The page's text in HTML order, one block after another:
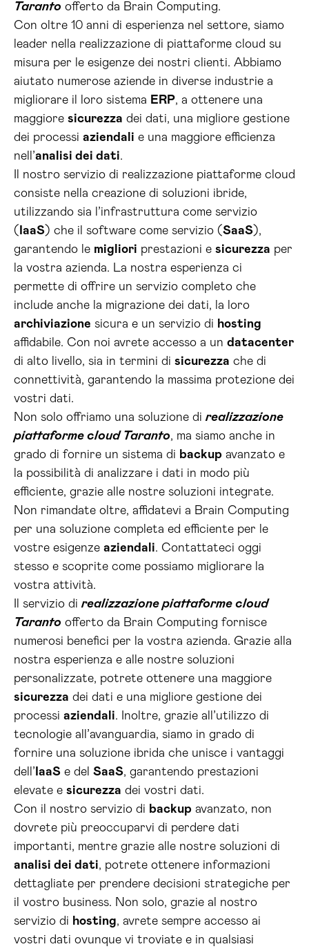
Taranto offerto da Brain Computing.
Con oltre 10 anni di esperienza nel settore, siamo
leader nella realizzazione di piattaforme cloud su
misura per le esigenze dei nostri clienti. Abbiamo
aiutato numerose aziende in diverse industrie a
migliorare il loro sistema ERP, a ottenere una
maggiore sicurezza dei dati, una migliore gestione
dei processi aziendali e una maggiore efficienza
nell’analisi dei dati.
Il nostro servizio di realizzazione piattaforme cloud
consiste nella creazione di soluzioni ibride,
utilizzando sia l’infrastruttura come servizio
( IaaS ) che il software come servizio (SaaS ),
garantendo le migliori prestazioni e sicurezza per
la vostra azienda. La nostra esperienza ci
permette di offrire un servizio completo che
include anche la migrazione dei dati, la loro
archiviazione sicura e un servizio di hosting
affidabile. Con noi avrete accesso a un datacenter
di alto livello, sia in termini di sicurezza che di
connettività, garantendo la massima protezione dei
vostri dati.
Non solo offriamo una soluzione direalizzazione
piattaforme cloud Taranto, ma siamo anche in
grado di fornire un sistema di backup avanzato e
la possibilità di analizzare i dati in modo più
efficiente, grazie alle nostre soluzioni integrate.
Non rimandate oltre, affidatevi a Brain Computing
per una soluzione completa ed efficiente per le
vostre esigenze aziendali. Contattateci oggi
stesso e scoprite come possiamo migliorare la
vostra attività.
Il servizio direalizzazione piattaforme cloud
Taranto offerto da Brain Computing fornisce
numerosi benefici per la vostra azienda. Grazie alla
nostra esperienza e alle nostre soluzioni
personalizzate, potrete ottenere una maggiore
sicurezza dei dati e una migliore gestione dei
processi aziendali. Inoltre, grazie all’utilizzo di
tecnologie all’avanguardia, siamo in grado di
fornire una soluzione ibrida che unisce i vantaggi
dell’ IaaS e del SaaS, garantendo prestazioni
elevate e sicurezza dei vostri dati.
Con il nostro servizio di backup avanzato, non
dovrete più preoccuparvi di perdere dati
importanti, mentre grazie alle nostre soluzioni di
analisi dei dati, potrete ottenere informazioni
dettagliate per prendere decisioni strategiche per
il vostro business. Non solo, grazie al nostro
servizio di hosting, avrete sempre accesso ai
vostri dati ovunque vi troviate e in qualsiasi